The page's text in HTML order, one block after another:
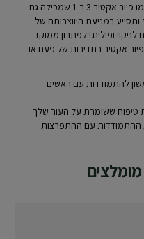
מראה עור חיוני ורענן. מסכת חימר רכה כמו פיור אקטיב 3 ב-1 שמכילה גם
במניעת היווצרותם של
ופילינג! לפתרון ממוקד
אקטיב בתדירות של פעם או
להתמודדות עם ראשים
ששומרת על העור שלך
עם ההתפרצות